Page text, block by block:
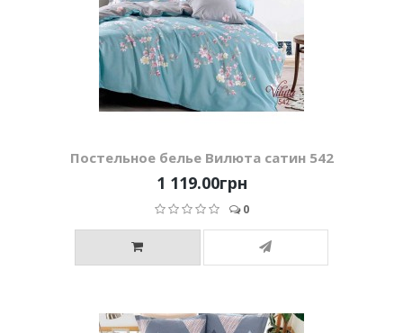
Постельное белье Вилюта сатин 542
1 119.00грн
0